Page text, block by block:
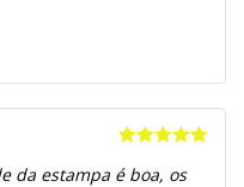
de 5
da estampa é boa, os